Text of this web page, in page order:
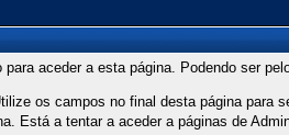
aceder a esta página. Podendo ser
os campos no final desta página para
Está a tentar a aceder a páginas de